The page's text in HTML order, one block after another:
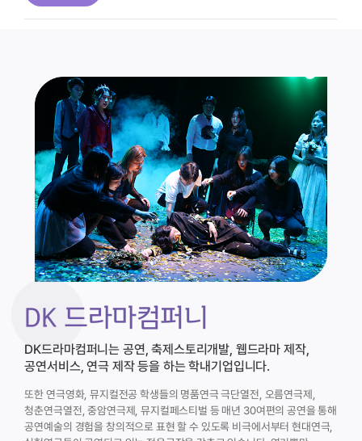
DK 드라마컴퍼니
DK드라마컴퍼니는 공연, 축제스토리개발, 웹드라마 제작,
공연서비스, 연극 제작 등을 하는 학내기업입니다.
또한 연극영화, 뮤지컬전공 학생들의 명품연극 극단열전, 오름연극제,
청춘연극열전, 중암연극제, 뮤지컬페스티벌 등 매년 30여편의 공연을 통해
공연예술의 경험을 창의적으로 표현 할 수 있도록 비극에서부터 현대연극,